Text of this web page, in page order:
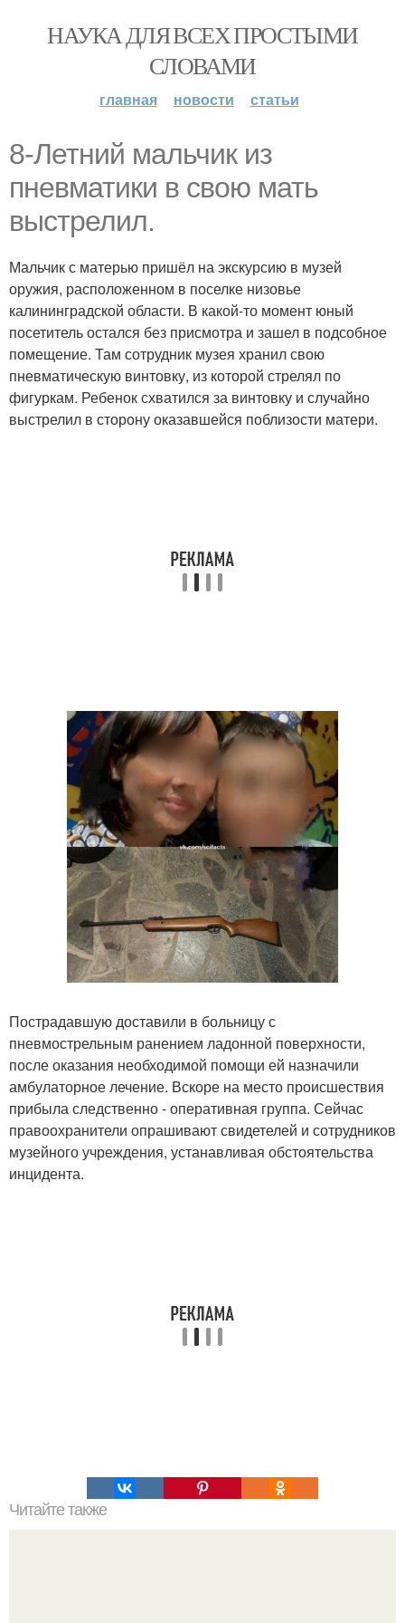
НАУКА ДЛЯ ВСЕХ ПРОСТЫМИ
СЛОВАМИ
главная новости статьи
8-Летний мальчик из
пневматики в свою мать
выстрелил.
Мальчик с матерью пришёл на экскурсию в музей
оружия, расположенном в поселке низовье
калининградской области. В какой-то момент юный
посетитель остался без присмотра и зашел в подсобное
помещение. Там сотрудник музея хранил свою
пневматическую винтовку, из которой стрелял по
фигуркам. Ребенок схватился за винтовку и случайно
выстрелил в сторону оказавшейся поблизости матери.
Пострадавшую доставили в больницу с
пневмострельным ранением ладонной поверхности,
после оказания необходимой помощи ей назначили
амбулаторное лечение. Вскоре на место происшествия
прибыла следственно - оперативная группа. Сейчас
правоохранители опрашивают свидетелей и сотрудников
музейного учреждения, устанавливая обстоятельства
инцидента.
Читайте также